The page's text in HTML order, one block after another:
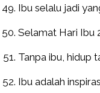
Ibu selalu jadi
Selamat Hari Ibu
Tanpa ibu, hidup
Ibu adalah